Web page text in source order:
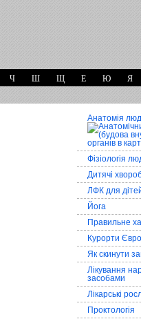
Ч Ш Щ Е Ю Я
Анатомія
Фізіологія
Дитячі
ЛФК для
Йога
Правильне
Курорти
Як скинути
Лікування
засобами
Лікарські
Проктологія